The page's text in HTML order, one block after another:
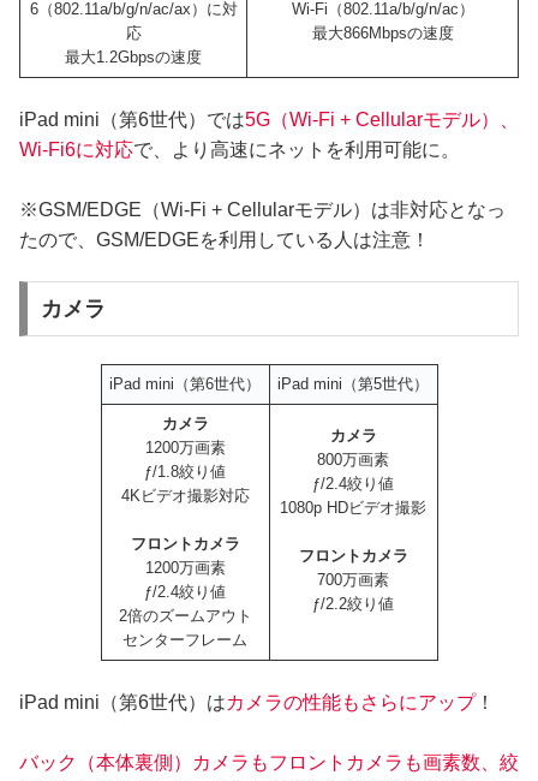
6（802.11a/b/g/n/ac/ax）に対
応
最大1.2Gbpsの速度
Wi-Fi（802.11a/b/g/n/ac）
最大866Mbpsの速度
iPad mini（第6世代）では5G（Wi‑Fi + Cellularモデル）、
Wi-Fi6に対応で、より高速にネットを利用可能に。
※GSM/EDGE（Wi‑Fi + Cellularモデル）は非対応となっ
たので、GSM/EDGEを利用している人は注意！
カメラ
iPad mini（第6世代） iPad mini（第5世代）
カメラ
1200万画素
ƒ/1.8絞り値
4Kビデオ撮影対応
フロントカメラ
1200万画素
ƒ/2.4絞り値
2倍のズームアウト
センターフレーム
カメラ
800万画素
ƒ/2.4絞り値
1080p HDビデオ撮影
フロントカメラ
700万画素
ƒ/2.2絞り値
iPad mini（第6世代）はカメラの性能もさらにアップ！
バック（本体裏側）カメラもフロントカメラも画素数、絞